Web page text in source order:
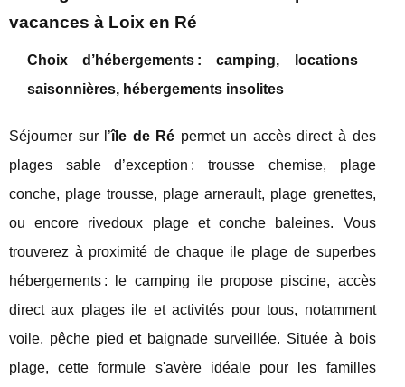
vacances à Loix en Ré
Choix d’hébergements : camping, locations
saisonnières, hébergements insolites
Séjourner sur l’île de Ré permet un accès direct à des
plages sable d’exception : trousse chemise, plage
conche, plage trousse, plage arnerault, plage grenettes,
ou encore rivedoux plage et conche baleines. Vous
trouverez à proximité de chaque ile plage de superbes
hébergements : le camping ile propose piscine, accès
direct aux plages ile et activités pour tous, notamment
voile, pêche pied et baignade surveillée. Située à bois
plage, cette formule s'avère idéale pour les familles